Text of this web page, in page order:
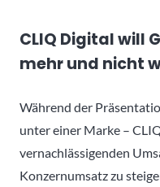
CLIQ Digital will
mehr und nicht
Während der
unter einer Marke –
vernachlässigenden
Konzernumsatz zu